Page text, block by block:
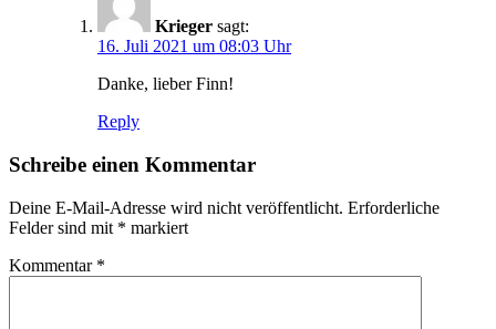
Krieger sagt:
16. Juli 2021 um 08:03 Uhr
Danke, lieber Finn!
Reply
Schreibe einen Kommentar
Deine E-Mail-Adresse wird nicht veröffentlicht. Erforderliche
Felder sind mit * markiert
Kommentar *